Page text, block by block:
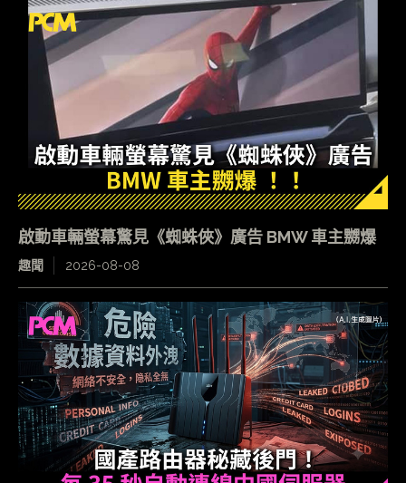
啟動車輛螢幕驚見《蜘蛛俠》廣告 BMW 車主嬲爆
趣聞 2026-08-08